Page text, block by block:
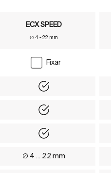
ECX SPEED
∅ 4 - 22 mm
Fixar
∅ 4 ... 22 mm